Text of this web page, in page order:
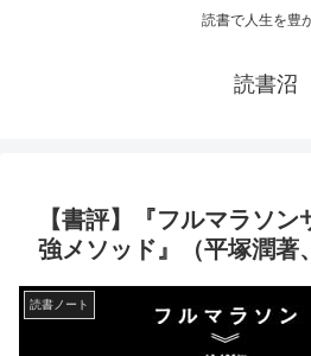
読書で人生を豊
読書沼
【書評】『フルマラソ
強メソッド』（平塚潤著
読書ノート